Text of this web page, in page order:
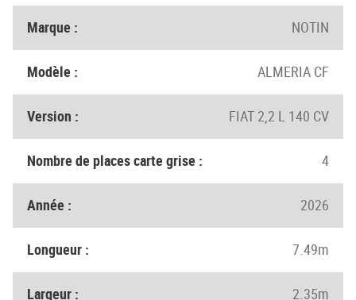
Marque : NOTIN
Modèle : ALMERIA CF
Version : FIAT 2,2 L 140 CV
Nombre de places carte grise : 4
Année : 2026
Longueur : 7.49m
Largeur : 2.35m